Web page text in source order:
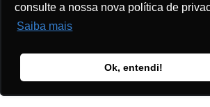
consulte a nossa nova política de
Saiba mais
Ok, entendi!